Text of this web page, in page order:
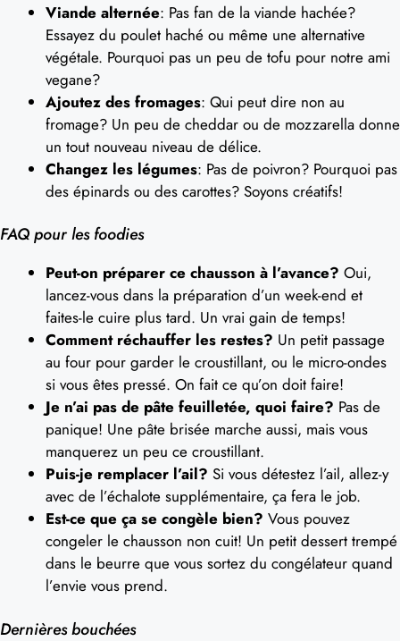
Viande alternée: Pas fan de la viande hachée?
Essayez du poulet haché ou même une alternative
végétale. Pourquoi pas un peu de tofu pour notre ami
vegane?
Ajoutez des fromages: Qui peut dire non au
fromage? Un peu de cheddar ou de mozzarella donne
un tout nouveau niveau de délice.
Changez les légumes: Pas de poivron? Pourquoi pas
des épinards ou des carottes? Soyons créatifs!
FAQ pour les foodies
Peut-on préparer ce chausson à l’avance? Oui,
lancez-vous dans la préparation d’un week-end et
faites-le cuire plus tard. Un vrai gain de temps!
Comment réchauffer les restes? Un petit passage
au four pour garder le croustillant, ou le micro-ondes
si vous êtes pressé. On fait ce qu’on doit faire!
Je n’ai pas de pâte feuilletée, quoi faire? Pas de
panique! Une pâte brisée marche aussi, mais vous
manquerez un peu ce croustillant.
Puis-je remplacer l’ail? Si vous détestez l’ail, allez-y
avec de l’échalote supplémentaire, ça fera le job.
Est-ce que ça se congèle bien? Vous pouvez
congeler le chausson non cuit! Un petit dessert trempé
dans le beurre que vous sortez du congélateur quand
l’envie vous prend.
Dernières bouchées